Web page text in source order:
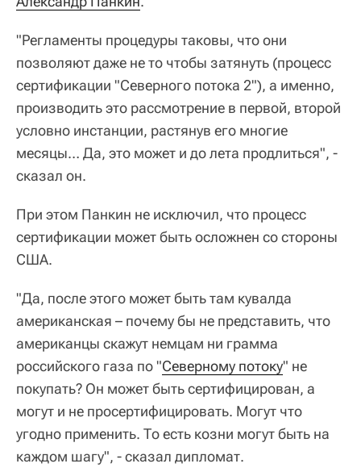
"Регламенты процедуры таковы, что они
позволяют даже не то чтобы затянуть (процесс
сертификации "Северного потока 2"), а именно,
производить это рассмотрение в первой, второй
условно инстанции, растянув его многие
месяцы… Да, это может и до лета продлиться", -
сказал он.
При этом Панкин не исключил, что процесс
сертификации может быть осложнен со стороны
США.
"Да, после этого может быть там кувалда
американская – почему бы не представить, что
американцы скажут немцам ни грамма
российского газа по "Северному потоку" не
покупать? Он может быть сертифицирован, а
могут и не просертифицировать. Могут что
угодно применить. То есть козни могут быть на
каждом шагу", - сказал дипломат.